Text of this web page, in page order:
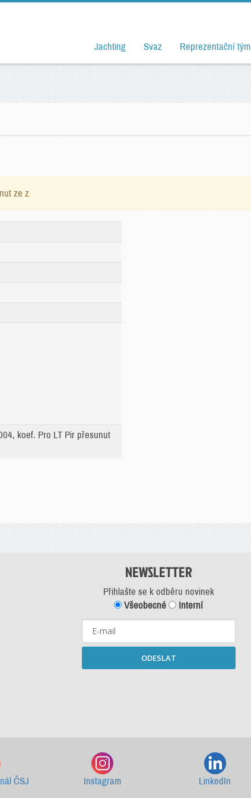
Jachting Svaz Reprezentační tým
ze z
koef. Pro LT Pir přesunut
NEWSLETTER
Přihlašte se k odběru novinek
Všeobecné
Interní
ODESLAT
ČSJ Instagram LinkedIn